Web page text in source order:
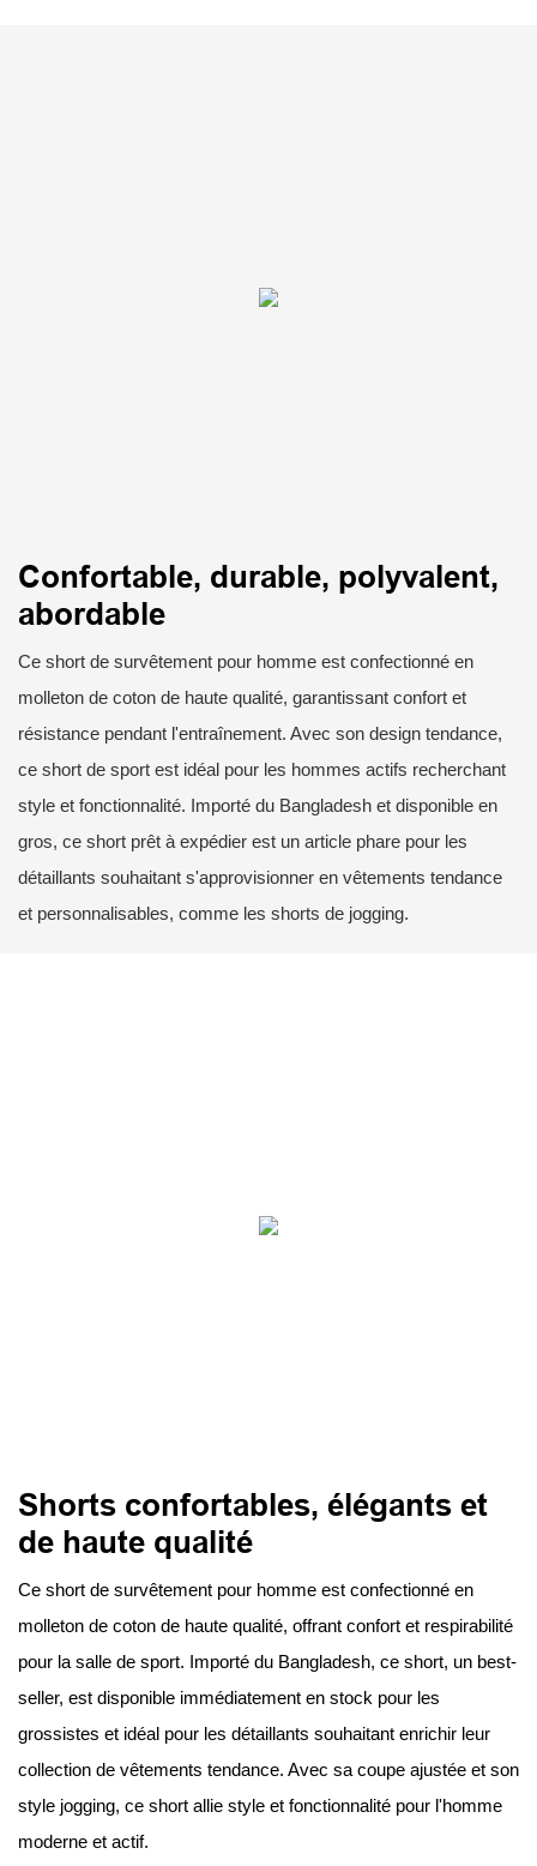
Confortable, durable, polyvalent,
abordable
Ce short de survêtement pour homme est confectionné en
molleton de coton de haute qualité, garantissant confort et
résistance pendant l'entraînement. Avec son design tendance,
ce short de sport est idéal pour les hommes actifs recherchant
style et fonctionnalité. Importé du Bangladesh et disponible en
gros, ce short prêt à expédier est un article phare pour les
détaillants souhaitant s'approvisionner en vêtements tendance
et personnalisables, comme les shorts de jogging.
Shorts confortables, élégants et
de haute qualité
Ce short de survêtement pour homme est confectionné en
molleton de coton de haute qualité, offrant confort et respirabilité
pour la salle de sport. Importé du Bangladesh, ce short, un best-
seller, est disponible immédiatement en stock pour les
grossistes et idéal pour les détaillants souhaitant enrichir leur
collection de vêtements tendance. Avec sa coupe ajustée et son
style jogging, ce short allie style et fonctionnalité pour l'homme
moderne et actif.